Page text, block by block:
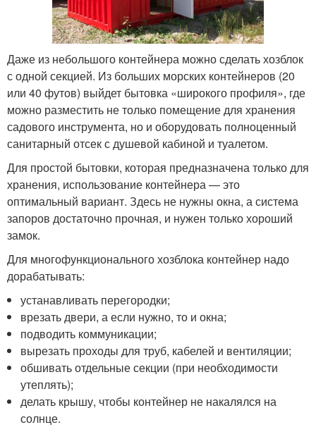
Даже из небольшого контейнера можно сделать хозблок
с одной секцией. Из больших морских контейнеров (20
или 40 футов) выйдет бытовка «широкого профиля», где
можно разместить не только помещение для хранения
садового инструмента, но и оборудовать полноценный
санитарный отсек с душевой кабиной и туалетом.
Для простой бытовки, которая предназначена только для
хранения, использование контейнера — это
оптимальный вариант. Здесь не нужны окна, а система
запоров достаточно прочная, и нужен только хороший
замок.
Для многофункционального хозблока контейнер надо
дорабатывать:
устанавливать перегородки;
врезать двери, а если нужно, то и окна;
подводить коммуникации;
вырезать проходы для труб, кабелей и вентиляции;
обшивать отдельные секции (при необходимости
утеплять);
делать крышу, чтобы контейнер не накалялся на
солнце.